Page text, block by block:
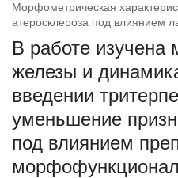
Морфометрическая
атеросклероза под влиянием
В работе изучена
железы и
введении
уменьшение
под влиянием